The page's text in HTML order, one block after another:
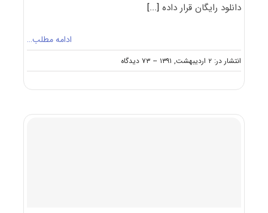
دانلود رایگان قرار داده[...]
ادامه مطلب…
انتشار در: ۲ اردیبهشت, ۱۳۹۱ -- ۷۳ دیدگاه
on
دانلود
علوم